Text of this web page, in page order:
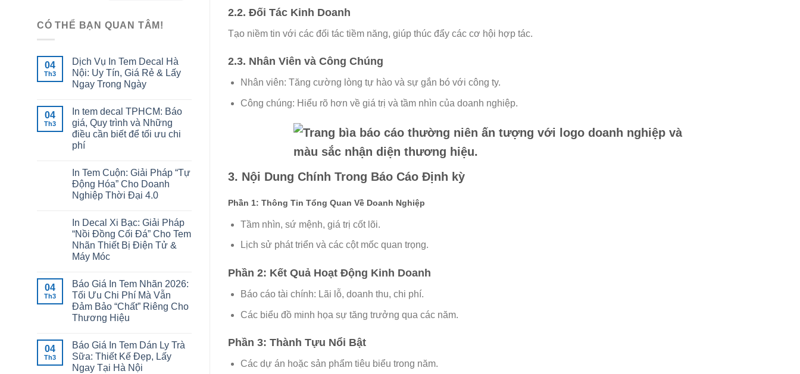
CÓ THỂ BẠN QUAN TÂM!
04
Th3
Dịch Vụ In Tem Decal Hà
Nội: Uy Tín, Giá Rẻ & Lấy
Ngay Trong Ngày
04
Th3
In tem decal TPHCM: Báo
giá, Quy trình và Những
điều cần biết để tối ưu chi
phí
In Tem Cuộn: Giải Pháp “Tự
Động Hóa” Cho Doanh
Nghiệp Thời Đại 4.0
In Decal Xi Bạc: Giải Pháp
“Nồi Đồng Cối Đá” Cho Tem
Nhãn Thiết Bị Điện Tử &
Máy Móc
04
Th3
Báo Giá In Tem Nhãn 2026:
Tối Ưu Chi Phí Mà Vẫn
Đảm Bảo “Chất” Riêng Cho
Thương Hiệu
04
Th3
Báo Giá In Tem Dán Ly Trà
Sữa: Thiết Kế Đẹp, Lấy
Ngay Tại Hà Nội
2.2. Đối Tác Kinh Doanh
Tạo niềm tin với các đối tác tiềm năng, giúp thúc đẩy các cơ hội hợp tác.
2.3. Nhân Viên và Công Chúng
Nhân viên: Tăng cường lòng tự hào và sự gắn bó với công ty.
Công chúng: Hiểu rõ hơn về giá trị và tầm nhìn của doanh nghiệp.
3. Nội Dung Chính Trong Báo Cáo Định kỳ
Phần 1: Thông Tin Tổng Quan Về Doanh Nghiệp
Tầm nhìn, sứ mệnh, giá trị cốt lõi.
Lịch sử phát triển và các cột mốc quan trọng.
Phần 2: Kết Quả Hoạt Động Kinh Doanh
Báo cáo tài chính: Lãi lỗ, doanh thu, chi phí.
Các biểu đồ minh họa sự tăng trưởng qua các năm.
Phần 3: Thành Tựu Nổi Bật
Các dự án hoặc sản phẩm tiêu biểu trong năm.